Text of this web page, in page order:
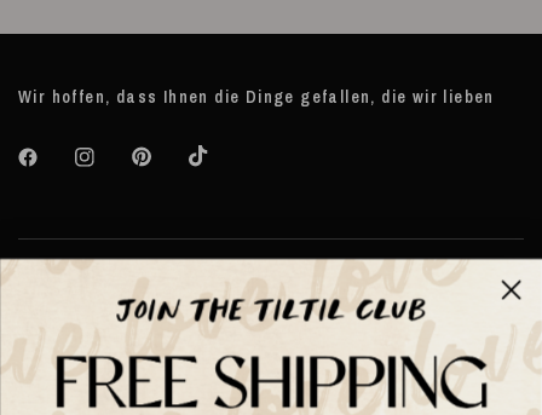
Wir hoffen, dass Ihnen die Dinge gefallen, die wir lieben
Über TILTIL
Help